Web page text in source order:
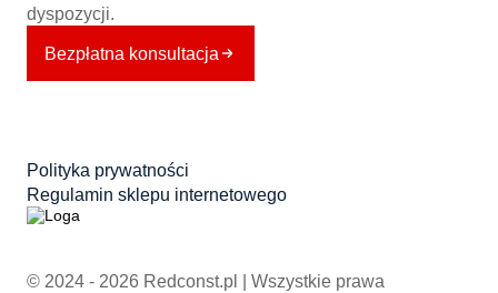
dyspozycji.
Bezpłatna konsultacja
Polityka prywatności
Regulamin sklepu internetowego
© 2024 - 2026 Redconst.pl | Wszystkie prawa